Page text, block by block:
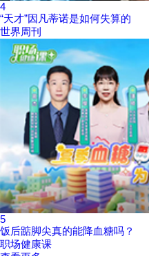
4
“天才”因凡蒂诺是如何失算的
世界周刊
5
饭后踮脚尖真的能降血糖吗？
职场健康课